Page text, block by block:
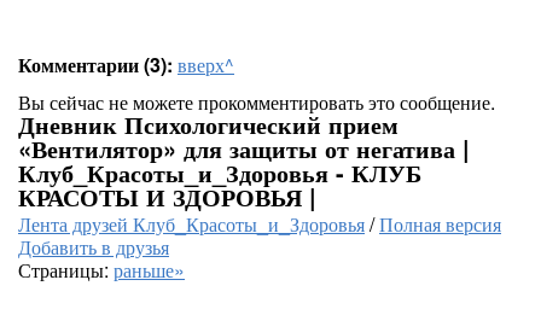
Комментарии (3): вверх^
Вы сейчас не можете прокомментировать это сообщение.
Дневник Психологический прием
«Вентилятор» для защиты от негатива |
Клуб_Красоты_и_Здоровья - КЛУБ
КРАСОТЫ И ЗДОРОВЬЯ |
Лента друзей Клуб_Красоты_и_Здоровья/Полная версия
Добавить в друзья
Страницы: раньше»